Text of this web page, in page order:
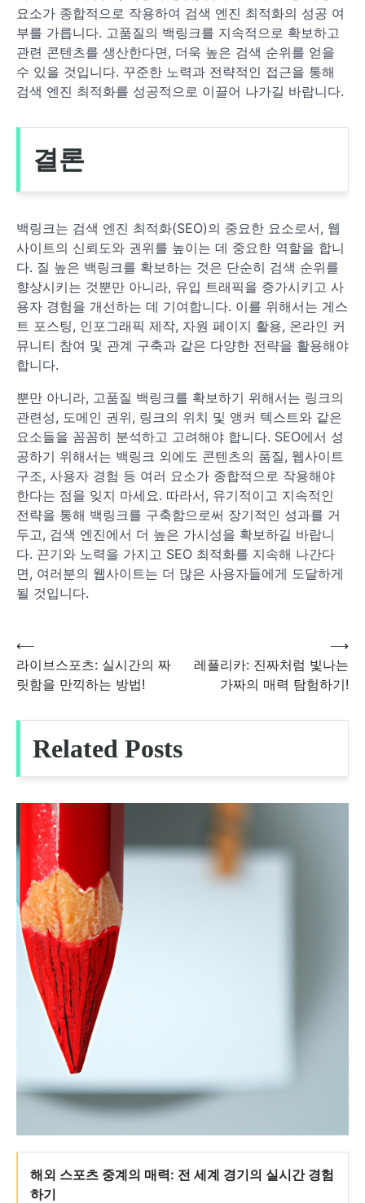
요소가 종합적으로 작용하여 검색 엔진 최적화의 성공 여
부를 가릅니다. 고품질의 백링크를 지속적으로 확보하고
관련 콘텐츠를 생산한다면, 더욱 높은 검색 순위를 얻을
수 있을 것입니다. 꾸준한 노력과 전략적인 접근을 통해
검색 엔진 최적화를 성공적으로 이끌어 나가길 바랍니다.
결론
백링크는 검색 엔진 최적화(SEO)의 중요한 요소로서, 웹
사이트의 신뢰도와 권위를 높이는 데 중요한 역할을 합니
다. 질 높은 백링크를 확보하는 것은 단순히 검색 순위를
향상시키는 것뿐만 아니라, 유입 트래픽을 증가시키고 사
용자 경험을 개선하는 데 기여합니다. 이를 위해서는 게스
트 포스팅, 인포그래픽 제작, 자원 페이지 활용, 온라인 커
뮤니티 참여 및 관계 구축과 같은 다양한 전략을 활용해야
합니다.
뿐만 아니라, 고품질 백링크를 확보하기 위해서는 링크의
관련성, 도메인 권위, 링크의 위치 및 앵커 텍스트와 같은
요소들을 꼼꼼히 분석하고 고려해야 합니다. SEO에서 성
공하기 위해서는 백링크 외에도 콘텐츠의 품질, 웹사이트
구조, 사용자 경험 등 여러 요소가 종합적으로 작용해야
한다는 점을 잊지 마세요. 따라서, 유기적이고 지속적인
전략을 통해 백링크를 구축함으로써 장기적인 성과를 거
두고, 검색 엔진에서 더 높은 가시성을 확보하길 바랍니
다. 끈기와 노력을 가지고 SEO 최적화를 지속해 나간다
면, 여러분의 웹사이트는 더 많은 사용자들에게 도달하게
될 것입니다.
글
색
⟵
라이브스포츠: 실시간의 짜
릿함을 만끽하는 방법!
레플리카: 진짜처럼 빛나는
가짜의 매력 탐험하기!
⟶
Related Posts
해외 스포츠 중계의 매력: 전 세계 경기의 실시간 경험
하기